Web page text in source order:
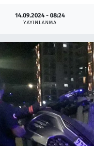
14.09.2024 - 08:24
YAYINLANMA